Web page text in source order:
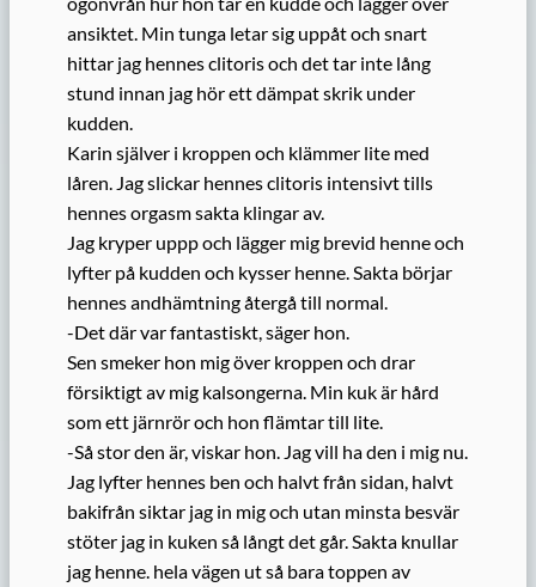
ansiktet. Min tunga letar sig uppåt och snart
hittar jag hennes clitoris och det tar inte lång
stund innan jag hör ett dämpat skrik under
kudden.
Karin själver i kroppen och klämmer lite med
låren. Jag slickar hennes clitoris intensivt tills
hennes orgasm sakta klingar av.
Jag kryper uppp och lägger mig brevid henne och
lyfter på kudden och kysser henne. Sakta börjar
hennes andhämtning återgå till normal.
-Det där var fantastiskt, säger hon.
Sen smeker hon mig över kroppen och drar
försiktigt av mig kalsongerna. Min kuk är hård
som ett järnrör och hon flämtar till lite.
-Så stor den är, viskar hon. Jag vill ha den i mig nu.
Jag lyfter hennes ben och halvt från sidan, halvt
bakifrån siktar jag in mig och utan minsta besvär
stöter jag in kuken så långt det går. Sakta knullar
jag henne. hela vägen ut så bara toppen av